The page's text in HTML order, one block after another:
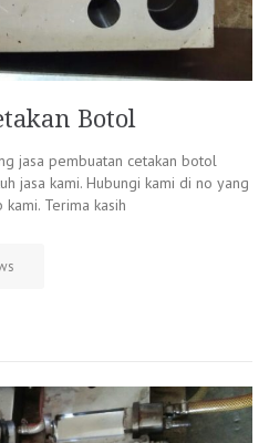
Botol
jasa pembuatan cetakan botol
jasa kami. Hubungi kami di no yang
Terima kasih